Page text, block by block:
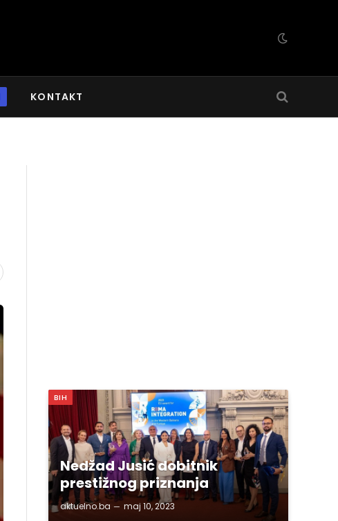
KONTAKT
BIH
Nedžad Jusić dobitnik
prestižnog priznanja
aktuelno.ba maj 10, 2023